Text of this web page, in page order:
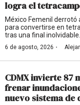
logra el
México Femenil derrotó
para convertirse en
tras una final inolvidable.
6 de agosto, 2026 ·
CDMX invierte 87
frenar
nuevo sistema de